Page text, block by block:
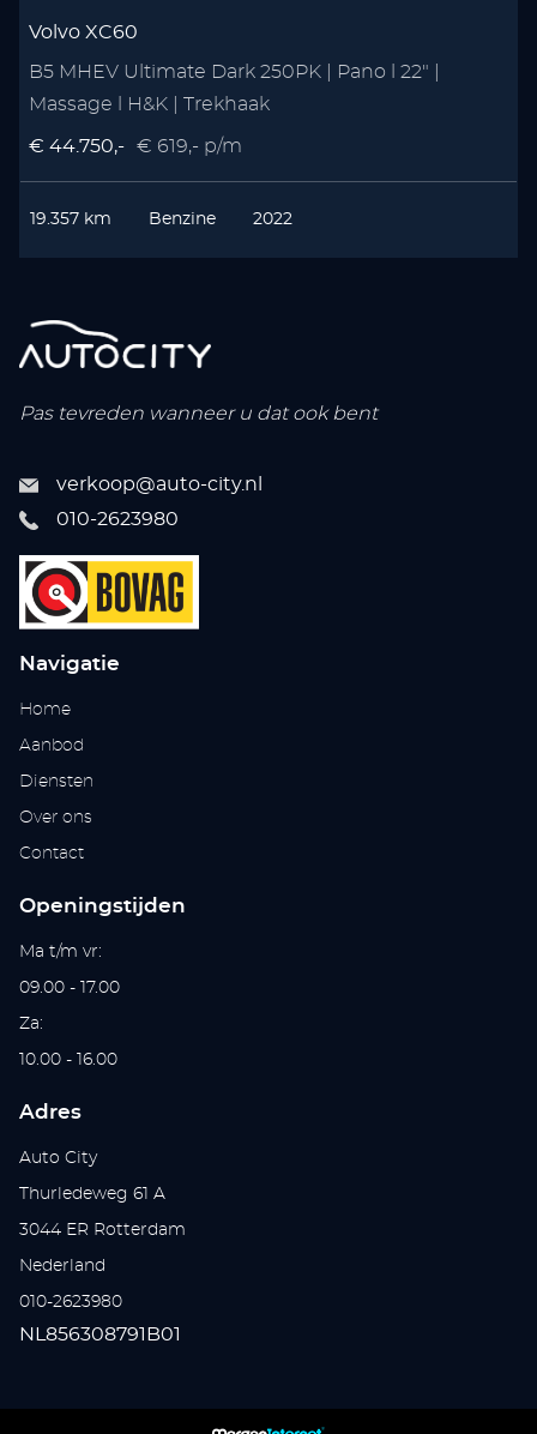
Volvo XC60
B5 MHEV Ultimate Dark 250PK | Pano l 22" |
Massage l H&K | Trekhaak
€ 44.750,- € 619,- p/m
19.357 km Benzine 2022
Pas tevreden wanneer u dat ook bent
verkoop@auto-city.nl
010-2623980
Navigatie
Home
Aanbod
Diensten
Over ons
Contact
Openingstijden
Ma t/m vr:
09.00 - 17.00
Za:
10.00 - 16.00
Adres
Auto City
Thurledeweg 61 A
3044 ER Rotterdam
Nederland
010-2623980
NL856308791B01